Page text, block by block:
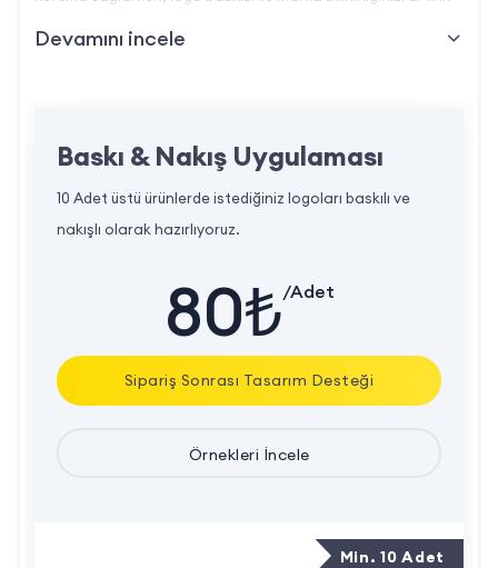
kir ve sıçramalara karşı koruma sağlar. Özellikle sağlık,
Kaliteli Kumaş:Nefes alabilir, dayanıklı ve kolay
uzun ömürlü kullanım sunar.
Firma Logosu Baskısı:Göğüs, sırt veya kol bölümüne
isteğe bağlı olarak firma logosu baskı uygulanabilir.
Kurumsal görünümünüzü güçlendirir.
İhtiyaca özel renk ve
Devamını incele
Baskı & Nakış Uygulaması
10 Adet üstü ürünlerde istediğiniz logoları baskılı ve
nakışlı olarak hazırlıyoruz.
80₺/Adet
Sipariş Sonrası Tasarım Desteği
Örnekleri İncele
Min. 10 Adet